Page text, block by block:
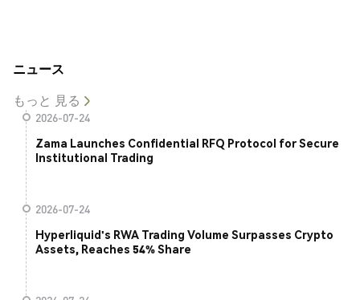
ニュース
もっと 見る
2026-07-24
Zama Launches Confidential RFQ Protocol for Secure
Institutional Trading
2026-07-24
Hyperliquid's RWA Trading Volume Surpasses Crypto
Assets, Reaches 54% Share